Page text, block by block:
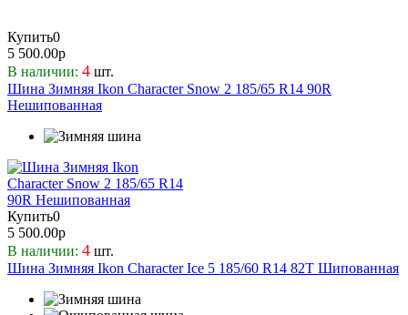
Купить0
5 500.00р
В наличии: 4 шт.
Шина Зимняя Ikon Character Snow 2 185/65 R14 90R
Нешипованная
Купить0
5 500.00р
В наличии: 4 шт.
Шина Зимняя Ikon Character Ice 5 185/60 R14 82T Шипованная